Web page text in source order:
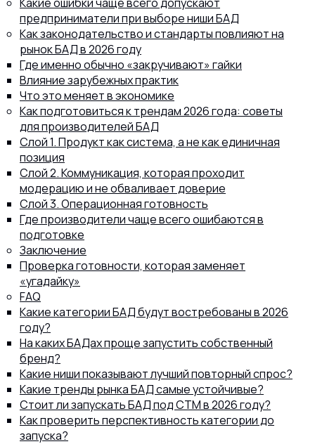
предприниматели при выборе ниши БАД
Как законодательство и стандарты повлияют на
рынок БАД в 2026 году
Где именно обычно «закручивают» гайки
Влияние зарубежных практик
Что это меняет в экономике
Как подготовиться к трендам 2026 года: советы
для производителей БАД
Слой 1. Продукт как система, а не как единичная
позиция
Слой 2. Коммуникация, которая проходит
модерацию и не обваливает доверие
Слой 3. Операционная готовность
Где производители чаще всего ошибаются в
подготовке
Заключение
Проверка готовности, которая заменяет
«угадайку»
FAQ
Какие категории БАД будут востребованы в 2026
году?
На каких БАДах проще запустить собственный
бренд?
Какие ниши показывают лучший повторный спрос?
Какие тренды рынка БАД самые устойчивые?
Стоит ли запускать БАД под СТМ в 2026 году?
Как проверить перспективность категории до
запуска?